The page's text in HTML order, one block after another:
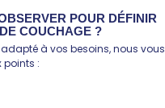
POUR DÉFINIR
COUCHAGE ?
à vos besoins, nous vous
: